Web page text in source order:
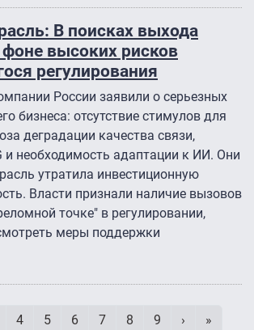
В поисках выхода
фоне высоких рисков
регулирования
России заявили о серьезных
бизнеса: отсутствие стимулов для
деградации качества связи,
и необходимость адаптации к ИИ. Они
утратила инвестиционную
Власти признали наличие вызовов
точке" в регулировании,
меры поддержки
Page
4 Page
5 Page
6 Page
7 Page
8 Page
9 Следующая
› »